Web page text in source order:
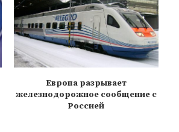
Европа разрывает
железнодорожное сообщение с
Россией